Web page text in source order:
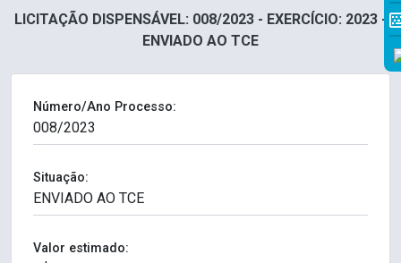
LICITAÇÃO DISPENSÁVEL: 008/2023 - EXERCÍCIO: 2023 -
ENVIADO AO TCE
Número/Ano Processo:
Situação:
Valor estimado: